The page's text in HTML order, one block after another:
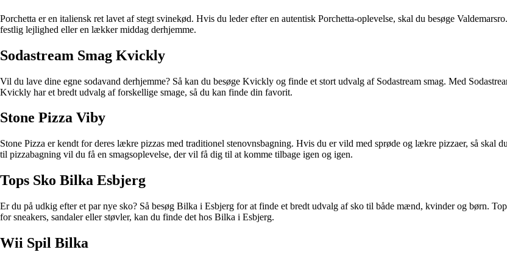
Porchetta er en italiensk ret lavet af stegt svinekød. Hvis du leder efter en autentisk Porchetta-oplevelse, skal du besøge
festlig lejlighed eller en lækker middag derhjemme.
Sodastream Smag Kvickly
Vil du lave dine egne sodavand derhjemme? Så kan du besøge Kvickly og finde et stort udvalg af Sodastream smag. Med
Kvickly har et bredt udvalg af forskellige smage, så du kan finde din favorit.
Stone Pizza Viby
Stone Pizza er kendt for deres lækre pizzas med traditionel stenovnsbagning. Hvis du er vild med sprøde og lækre pizzaer, så skal
til pizzabagning vil du få en smagsoplevelse, der vil få dig til at komme tilbage igen og igen.
Tops Sko Bilka Esbjerg
Er du på udkig efter et par nye sko? Så besøg Bilka i Esbjerg for at finde et bredt udvalg af sko til både mænd, kvinder og børn.
for sneakers, sandaler eller støvler, kan du finde det hos Bilka i Esbjerg.
Wii Spil Bilka